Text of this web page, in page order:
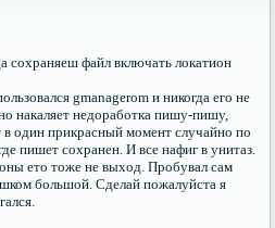
сохраняеш файл включать локатион
gmanagerom и никогда его не
накаляет недоработка пишу-пишу,
один прикрасный момент случайно по
пишет сохранен. И все нафиг в унитаз.
ето тоже не выход. Пробувал сам
большой. Сделай пожалуйста я